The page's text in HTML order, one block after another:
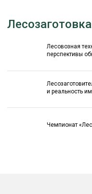
Лесозаготовка
Лесовозная
перспективы
и реальность
Чемпионат